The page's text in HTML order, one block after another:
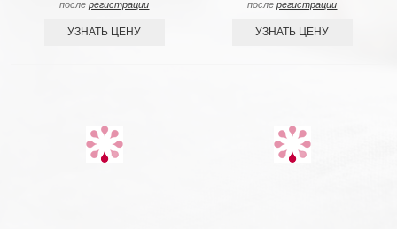
послерегистрации
УЗНАТЬ ЦЕНУ
послерегистрации
УЗНАТЬ ЦЕНУ